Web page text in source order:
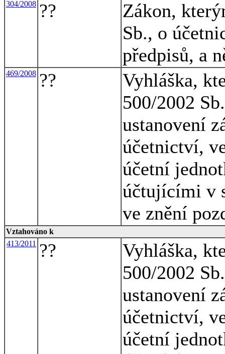
304/2008 ??
Zákon,
Sb., o
předpisů, a
469/2008 ??
Vyhláška,
500/2002
ustanovení
účetnictví,
účetní
účtujícími v
ve znění
Vztahováno k
413/2011
??
Vyhláška,
500/2002
ustanovení
účetnictví,
účetní